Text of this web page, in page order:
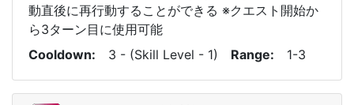
動直後に再行動することができる ※クエスト開始か
ら3ターン目に使用可能
Cooldown
3 - (Skill Level - 1) Range 1-3